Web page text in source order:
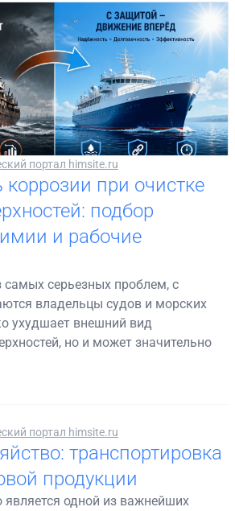
портал himsite.ru
коррозии при очистке
подбор
и рабочие
серьезных проблем, с
владельцы судов и морских
ухудшает внешний вид
но и может значительно
портал himsite.ru
транспортировка
продукции
является одной из важнейших